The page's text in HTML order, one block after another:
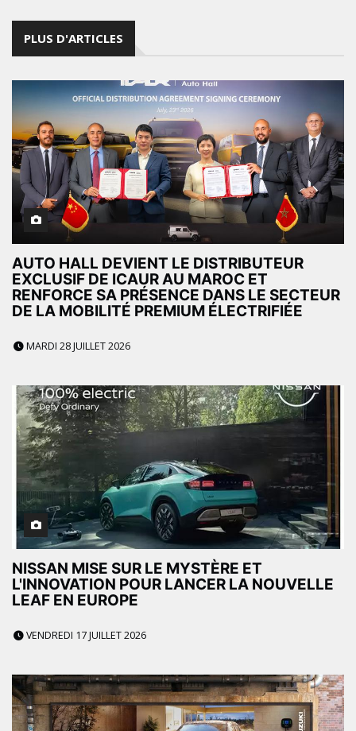
PLUS D'ARTICLES
AUTO HALL DEVIENT LE DISTRIBUTEUR
EXCLUSIF DE ICAUR AU MAROC ET
RENFORCE SA PRÉSENCE DANS LE SECTEUR
DE LA MOBILITÉ PREMIUM ÉLECTRIFIÉE
MARDI 28 JUILLET 2026
NISSAN MISE SUR LE MYSTÈRE ET
L'INNOVATION POUR LANCER LA NOUVELLE
LEAF EN EUROPE
VENDREDI 17 JUILLET 2026